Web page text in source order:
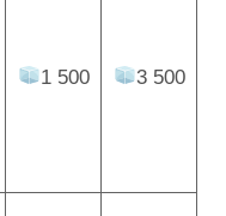
1 500 3 500